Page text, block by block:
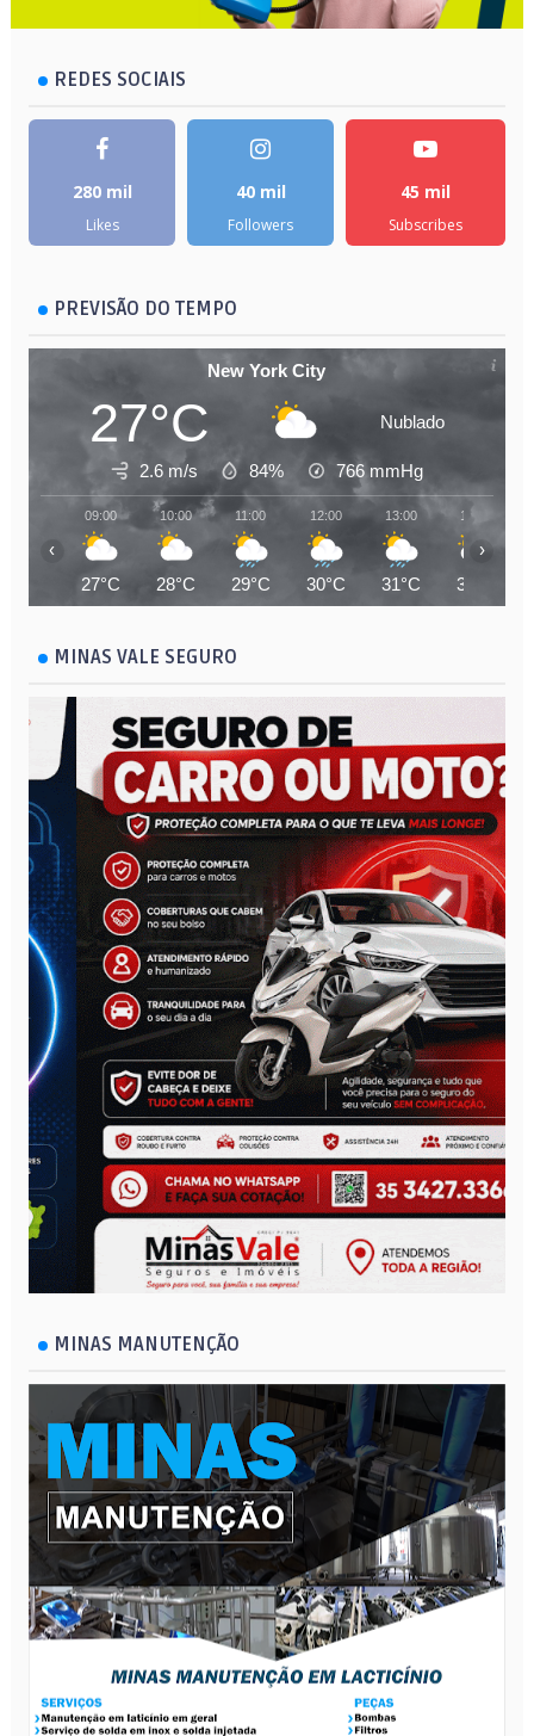
REDES SOCIAIS
280 mil
Likes
40 mil
Followers
45 mil
Subscribes
PREVISÃO DO TEMPO
New York City
27°C Nublado
2.6 m/s 84% 766 mmHg
09:00
27°C
10:00
28°C
11:00
29°C
12:00
30°C
13:00
31°C
14:00
31°C
‹ ›
MINAS VALE SEGURO
MINAS MANUTENÇÃO